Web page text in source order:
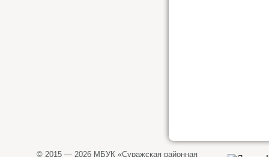
© 2015 — 2026 МБУК «Суражская районная